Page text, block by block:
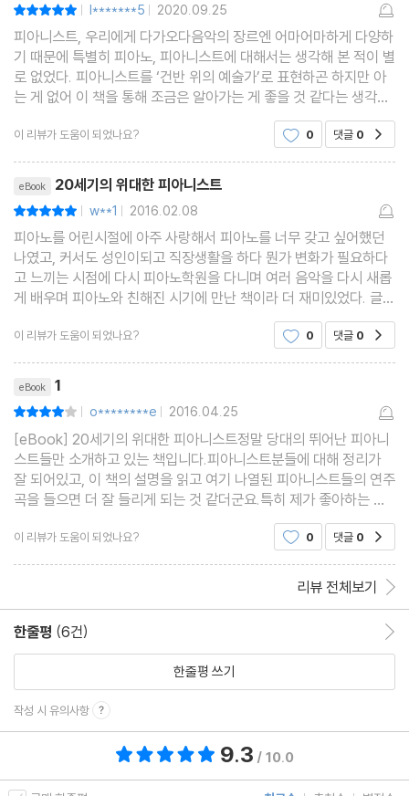
| l*******5 | 2020.09.25
피아니스트, 우리에게 다가오다음악의 장르엔 어마어마하게 다양하
기 때문에 특별히 피아노, 피아니스트에 대해서는 생각해 본 적이 별
로 없었다. 피아니스트를 ‘건반 위의 예술가’로 표현하곤 하지만 아
는 게 없어 이 책을 통해 조금은 알아가는 게 좋을 것 같다는 생각이
들어서 보게 되었다. 악보를 볼 줄도 모르는 사람으로서는 악보 안에
작곡가의 감성과 신념이 담긴 걸 알 재주
이 리뷰가 도움이 되었나요? 0 댓글 0
eBook 20세기의 위대한 피아니스트
| w**1 | 2016.02.08
피아노를 어린시절에 아주 사랑해서 피아노를 너무 갖고 싶어했던
나였고, 커서도 성인이되고 직장생활을 하다 뭔가 변화가 필요하다
고 느끼는 시점에 다시 피아노학원을 다니며 여러 음악을 다시 새롭
게 배우며 피아노와 친해진 시기에 만난 책이라 더 재미있었다. 글로
표현한 악보의 세세한 정보 하나하나. 어쩌면 악보를 모르거나 피아
노를 모르는 사람이 본다면 외국어로 된 책을 보
이 리뷰가 도움이 되었나요? 0 댓글 0
eBook 1
| o********e | 2016.04.25
[eBook] 20세기의 위대한 피아니스트정말 당대의 뛰어난 피아니
스트들만 소개하고 있는 책입니다.피아니스트분들에 대해 정리가
잘 되어있고, 이 책의 설명을 읽고 여기 나열된 피아니스트들의 연주
곡을 들으면 더 잘 들리게 되는 것 같더군요.특히 제가 좋아하는 피
아니스트분들이라서 더욱더 좋았습니다.클래식 입문할 때 읽으면
좋을 것 같습니다.
이 리뷰가 도움이 되었나요? 0 댓글 0
리뷰 전체보기
한줄평 (6건)
한줄평 쓰기
작성 시 유의사항
9.3 / 10.0